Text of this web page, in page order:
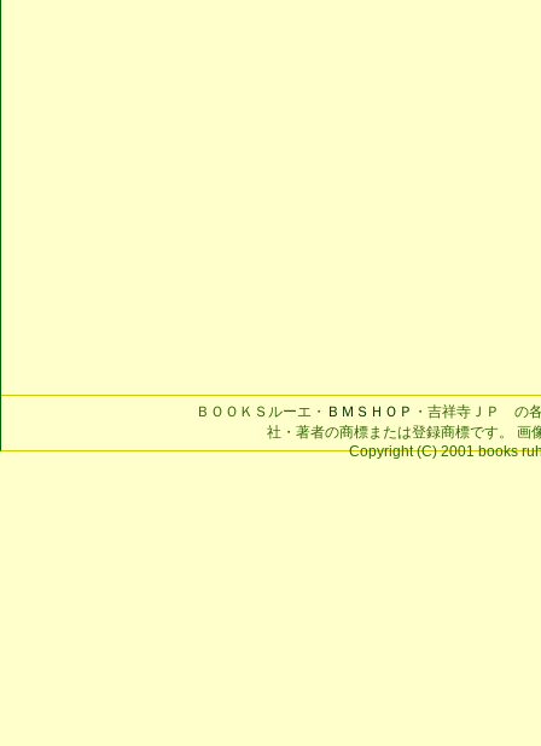
ＢＯＯＫＳルーエ・ ＢＭＳＨＯＰ ・吉祥寺ＪＰ の
社・著者の商標または登録商標です。 画
Copyright (C) 2001 books